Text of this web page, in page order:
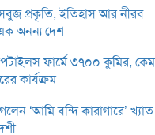
প্রকৃতি, ইতিহাস আর নীরব
অনন্য দেশ
ফার্মে ৩৭০০ কুমির,
কার্যক্রম
‘আমি বন্দি কারাগারে’ খ্যাত